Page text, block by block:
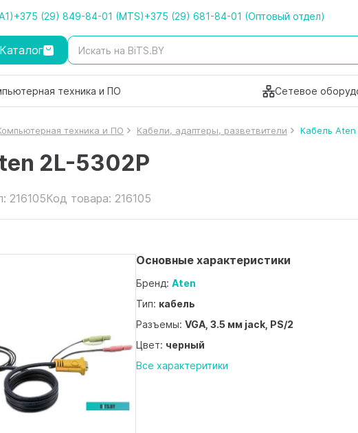
+375 (29) 849-84-01 (MTS)+375 (29) 681-84-01 (Оптовый отдел)
Каталог
техника и ПО Сетевое
техника и ПО Кабели, адаптеры, разветвители Кабель Aten
2L-5302P
216105Код товара: 216105
Основные характеристики
Бренд: Aten
Тип: кабель
Разъемы: VGA, 3.5 мм jack, PS/2
Цвет: черный
Все характеритики